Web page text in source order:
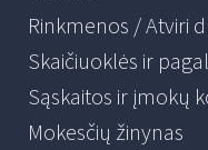
Rinkmenos / Atviri
Skaičiuoklės ir
Sąskaitos ir įmokų
Mokesčių žinynas